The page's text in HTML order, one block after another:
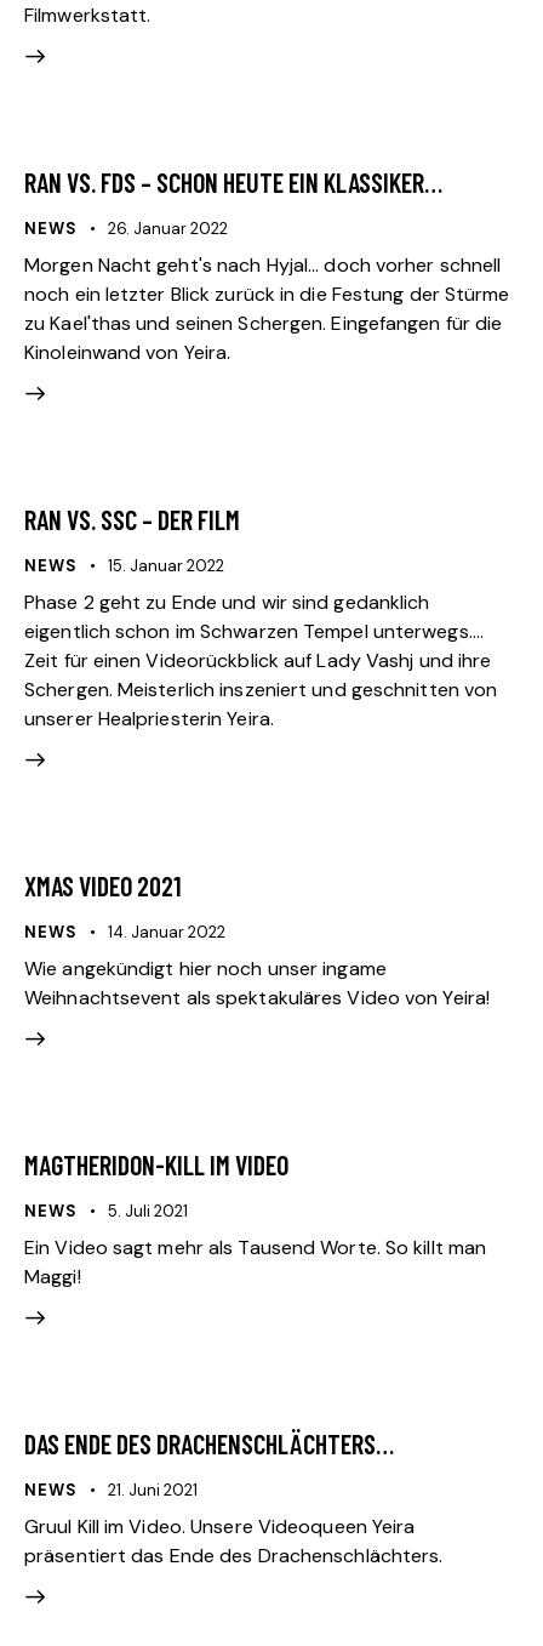
Filmwerkstatt.
RAN VS. FDS – SCHON HEUTE EIN KLASSIKER…
NEWS 26. Januar 2022
Morgen Nacht geht's nach Hyjal... doch vorher schnell
noch ein letzter Blick zurück in die Festung der Stürme
zu Kael'thas und seinen Schergen. Eingefangen für die
Kinoleinwand von Yeira.
RAN VS. SSC – DER FILM
NEWS 15. Januar 2022
Phase 2 geht zu Ende und wir sind gedanklich
eigentlich schon im Schwarzen Tempel unterwegs....
Zeit für einen Videorückblick auf Lady Vashj und ihre
Schergen. Meisterlich inszeniert und geschnitten von
unserer Healpriesterin Yeira.
XMAS VIDEO 2021
NEWS 14. Januar 2022
Wie angekündigt hier noch unser ingame
Weihnachtsevent als spektakuläres Video von Yeira!
MAGTHERIDON-KILL IM VIDEO
NEWS 5. Juli 2021
Ein Video sagt mehr als Tausend Worte. So killt man
Maggi!
DAS ENDE DES DRACHENSCHLÄCHTERS…
NEWS 21. Juni 2021
Gruul Kill im Video. Unsere Videoqueen Yeira
präsentiert das Ende des Drachenschlächters.